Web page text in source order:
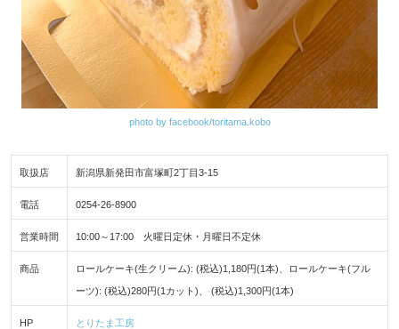
photo by facebook/toritama.kobo
取扱店 新潟県新発田市富塚町2丁目3-15
電話 0254-26-8900
営業時間 10:00～17:00 火曜日定休・月曜日不定休
商品 ロールケーキ(生クリーム): (税込)1,180円(1本)、ロールケーキ(フル
ーツ): (税込)280円(1カット)、 (税込)1,300円(1本)
HP とりたま工房